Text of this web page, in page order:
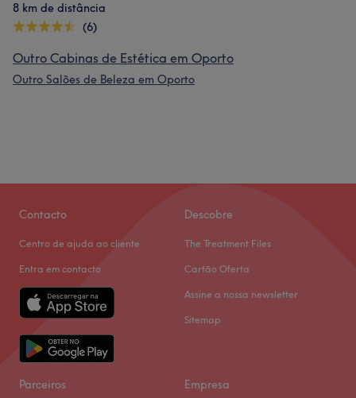
8 km de distância
(6)
Outro Cabinas de Estética em Oporto
Outro Salões de Beleza em Oporto
Contacto
Centro de ajuda ao cliente
Entra em contacto
Descobre
The Treatment Files
Cartão Oferta
Assine a nossa newsletter
Sitemap
Parceiros Empresa